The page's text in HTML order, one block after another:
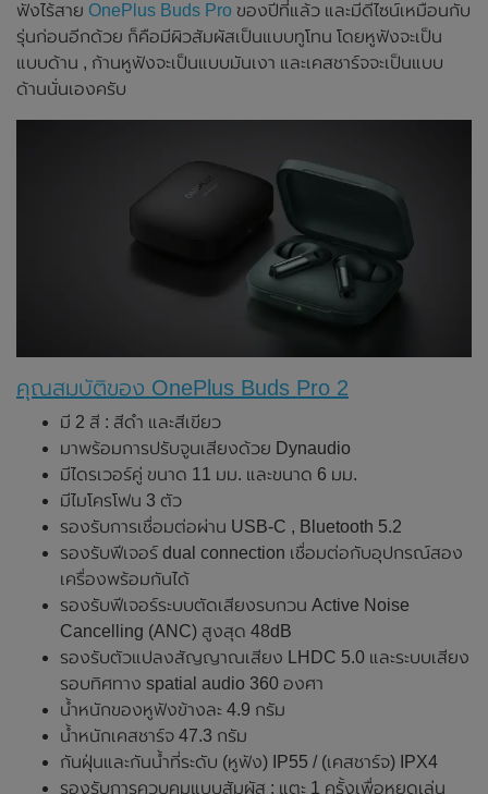
ฟังไร้สาย OnePlus Buds Pro ของปีที่แล้ว และมีดีไซน์เหมือนกับ
รุ่นก่อนอีกด้วย ก็คือมีผิวสัมผัสเป็นแบบทูโทน โดยหูฟังจะเป็น
แบบด้าน , ก้านหูฟังจะเป็นแบบมันเงา และเคสชาร์จจะเป็นแบบ
ด้านนั่นเองครับ
คุณสมบัติของ OnePlus Buds Pro 2
มี 2 สี : สีดำ และสีเขียว
มาพร้อมการปรับจูนเสียงด้วย Dynaudio
มีไดรเวอร์คู่ ขนาด 11 มม. และขนาด 6 มม.
มีไมโครโฟน 3 ตัว
รองรับการเชื่อมต่อผ่าน USB-C , Bluetooth 5.2
รองรับฟีเจอร์ dual connection เชื่อมต่อกับอุปกรณ์สอง
เครื่องพร้อมกันได้
รองรับฟีเจอร์ระบบตัดเสียงรบกวน Active Noise
Cancelling (ANC) สูงสุด 48dB
รองรับตัวแปลงสัญญาณเสียง LHDC 5.0 และระบบเสียง
รอบทิศทาง spatial audio 360 องศา
น้ำหนักของหูฟังข้างละ 4.9 กรัม
น้ำหนักเคสชาร์จ 47.3 กรัม
กันฝุ่นและกันน้ำที่ระดับ (หูฟัง) IP55 / (เคสชาร์จ) IPX4
รองรับการควบคุมแบบสัมผัส : แตะ 1 ครั้งเพื่อหยุดเล่น